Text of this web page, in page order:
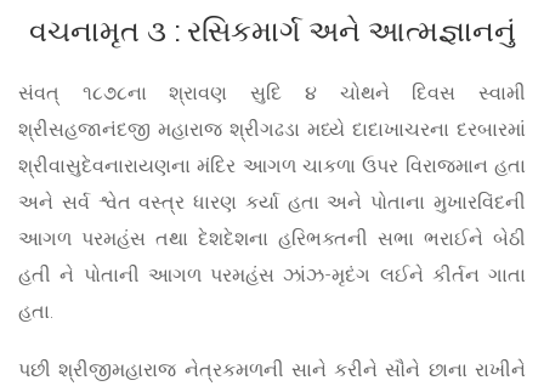
વચનામૃત ૩ : રસિકમાર્ગ અને આત્મજ્ઞાનનું
સંવત્ ૧૮૭૮ના શ્રાવણ સુદિ ૪ ચોથને દિવસ સ્વામી
શ્રીસહજાનંદજી મહારાજ શ્રીગઢડા મધ્યે દાદાખાચરના દરબારમાં
શ્રીવાસુદેવનારાયણના મંદિર આગળ ચાકળા ઉપર વિરાજમાન હતા
અને સર્વ શ્વેત વસ્ત્ર ધારણ કર્યા હતા અને પોતાના મુખારવિંદની
આગળ પરમહંસ તથા દેશદેશના હરિભક્તની સભા ભરાઈને બેઠી
હતી ને પોતાની આગળ પરમહંસ ઝાંઝ-મૃદંગ લઈને કીર્તન ગાતા
હતા.
પછી શ્રીજીમહારાજ નેત્રકમળની સાને કરીને સૌને છાના રાખીને